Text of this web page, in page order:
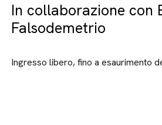
In collaborazione con
Falsodemetrio
Ingresso libero, fino a esaurimento